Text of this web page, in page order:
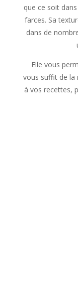
que ce soit
farces. Sa
dans de
Elle vous
vous suffit de la
à vos recettes,